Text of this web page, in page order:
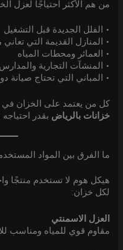
من هم الأكثر احتياجًا لعزل
• الفلل الجديدة قبل التشغيل
• المنازل القديمة التي
• العمائر ومحطات المياه
• المنشآت التجارية والمدارس
• المباني التي تحتاج صيانة
كل من يعتمد على الخزان في
خزانات بالرياض بقدر
ما الفرق بين المواد
هيكل هوم لا تستخدم منتجًا
لكل خزان:
العزل الاسمنتي
مقاوم قوي للمياه ومناسب